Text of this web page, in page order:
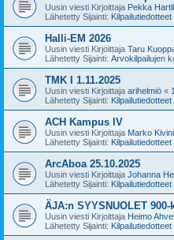
Uusin viesti Kirjoittaja Pekka
Lähetetty Sijainti: Kilpailutiedotteet
Halli-EM 2026
Uusin viesti Kirjoittaja Taru
Lähetetty Sijainti: Arvokilpailujen
TMK I 1.11.2025
Uusin viesti Kirjoittaja arihelmiö «
Lähetetty Sijainti: Kilpailutiedotteet
ACH Kampus IV
Uusin viesti Kirjoittaja Marko
Lähetetty Sijainti: Kilpailutiedotteet
ArcAboa 25.10.2025
Uusin viesti Kirjoittaja Johanna
Lähetetty Sijainti: Kilpailutiedotteet
ÄJA:n SYYSNUOLET
Uusin viesti Kirjoittaja Heimo
Lähetetty Sijainti: Kilpailutiedotteet